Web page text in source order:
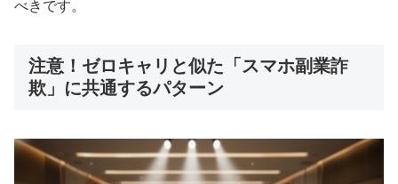
べきです。
注意！ゼロキャリと似た「スマホ副業詐
欺」に共通するパターン